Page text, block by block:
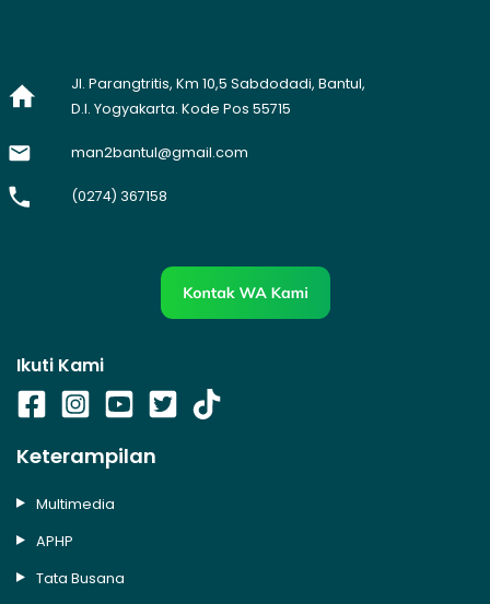
Jl. Parangtritis, Km 10,5 Sabdodadi, Bantul,
D.I. Yogyakarta. Kode Pos 55715
man2bantul@gmail.com
(0274) 367158
Ikuti Kami
Keterampilan
Multimedia
APHP
Tata Busana